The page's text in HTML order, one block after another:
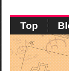
Top